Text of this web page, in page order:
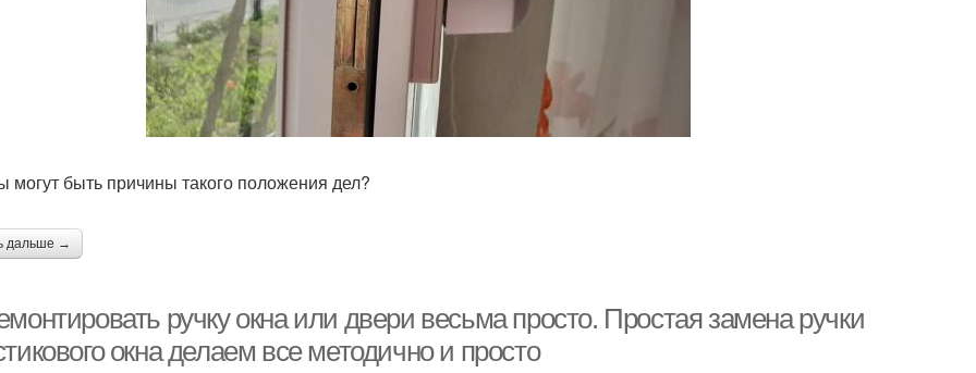
могут быть причины такого положения дел?
дальше →
ручку окна или двери весьма просто. Простая замена ручки
окна делаем все методично и просто